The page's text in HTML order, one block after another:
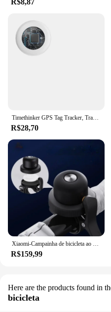
R$8,87
Timethinker GPS Tag Tracker, Trabalhar com a Apple Encontrar, Meu App Bluetooth, Dispositivo ITag Anti Lembrete Perdido, MFI Localizador Inteligente, Pet, Kid Finder
R$28,70
Xiaomi-Campainha de bicicleta ao ar livre com dispositivo Mitag Anti-Loss, rastreador de veículos, impermeável, localizador, trabalhar com a Apple Find, My
R$159,99
Here are the products found in
bicicleta